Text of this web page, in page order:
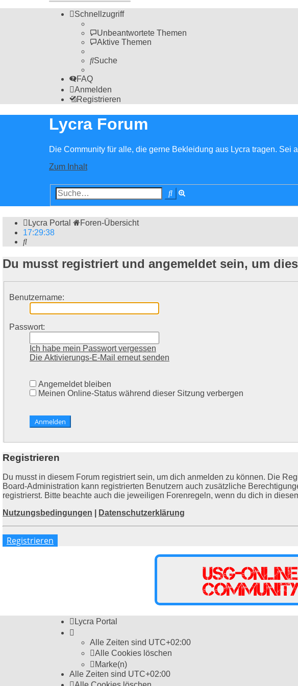
Schnellzugriff
Unbeantwortete Themen
Aktive Themen
Suche
FAQ
Anmelden
Registrieren
Lycra Forum
Die Community für alle, die gerne Bekleidung aus Lycra tragen. Sei
Zum Inhalt
Suche
Lycra Portal
Foren-Übersicht
17:29:38
Suche
Du musst registriert und angemeldet sein, um
Benutzername:
Passwort:
Ich habe mein Passwort vergessen
Die Aktivierungs-E-Mail erneut senden
Angemeldet bleiben
Meinen Online-Status während dieser Sitzung verbergen
Registrieren
Du musst in diesem Forum registriert sein, um dich anmelden zu können. Die
Board-Administration kann registrierten Benutzern auch zusätzliche
registrierst. Bitte beachte auch die jeweiligen Forenregeln, wenn du dich in
Nutzungsbedingungen
Datenschutzerklärung
Registrieren
Lycra Portal
Alle Zeiten sind UTC+02:00
Alle Cookies löschen
Marke(n)
Alle Zeiten sind UTC+02:00